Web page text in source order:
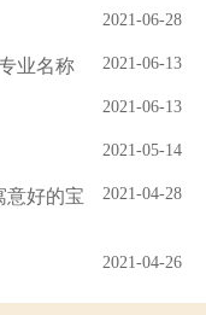
2021-06-28
2021-06-13
业名称
2021-06-13
2021-05-14
2021-04-28
意好的宝
2021-04-26